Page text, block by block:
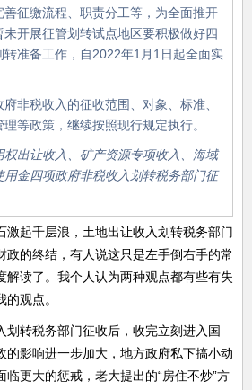
征缴流程、职责分工等，为全面推开
开展征管划转试点地区要积极做好四
准备工作，自2022年1月1日起全面实
非税收入的征收范围、对象、标准、
等政策，继续按照现行规定执行。
权出让收入、矿产资源专项收入、海域
金四项政府非税收入划转税务部门征
激起千层浪，土地出让收入划转税务部门
政的终结，有人说这只是左手倒右手的常
解读了。我个人认为两种观点都有些有失
观点。
划转税务部门征收后，收完立刻进入国
的影响进一步加大，地方政府私下搞小动
更大的惩戒，老大提出的“房住不炒”方